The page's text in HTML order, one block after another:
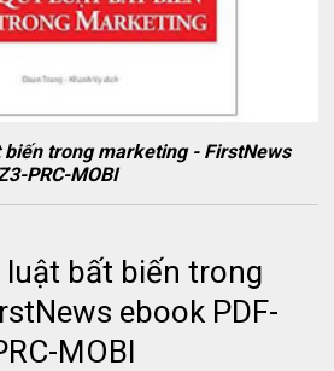
biến trong marketing - FirstNews
PRC-MOBI
luật bất biến trong
ebook PDF-
MOBI